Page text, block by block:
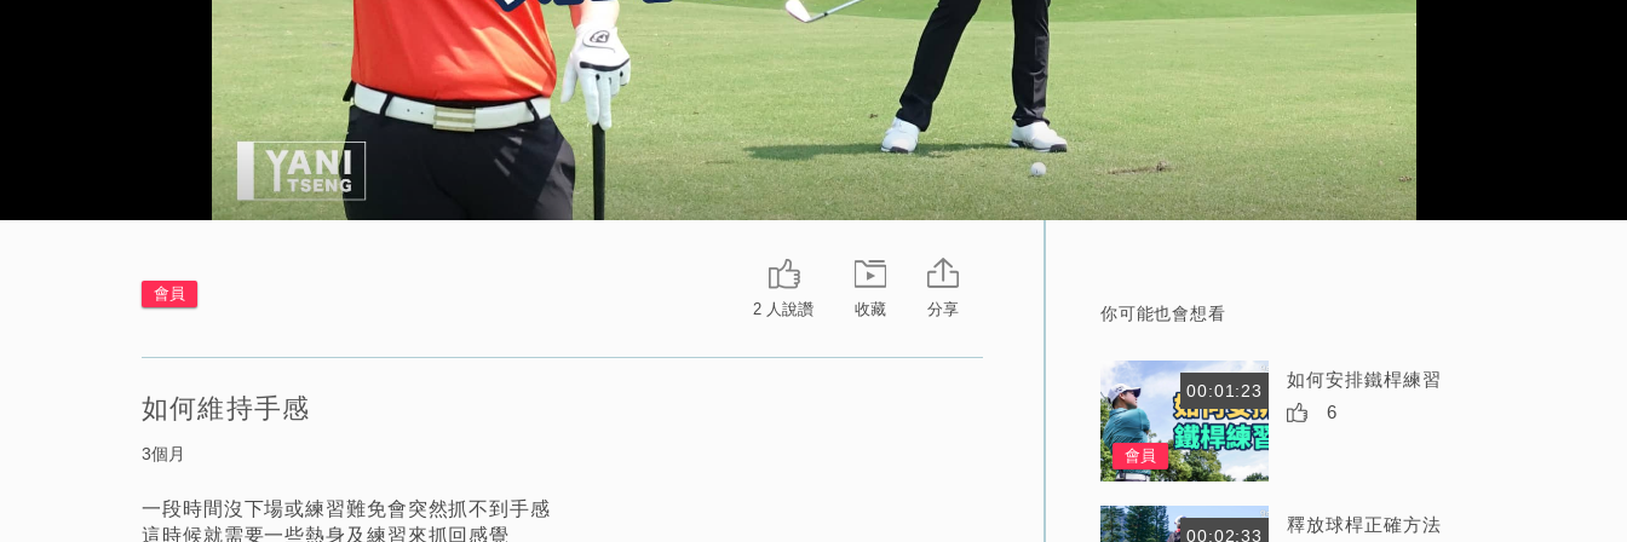
會員
2 人說讚
收藏 分享
如何維持手感
3個月
一段時間沒下場或練習難免會突然抓不到手感
這時候就需要一些熱身及練習來抓回感覺
你可能也會想看
00:01:23
會員
如何安排鐵桿練習
6
00:02:33
釋放球桿正確方法